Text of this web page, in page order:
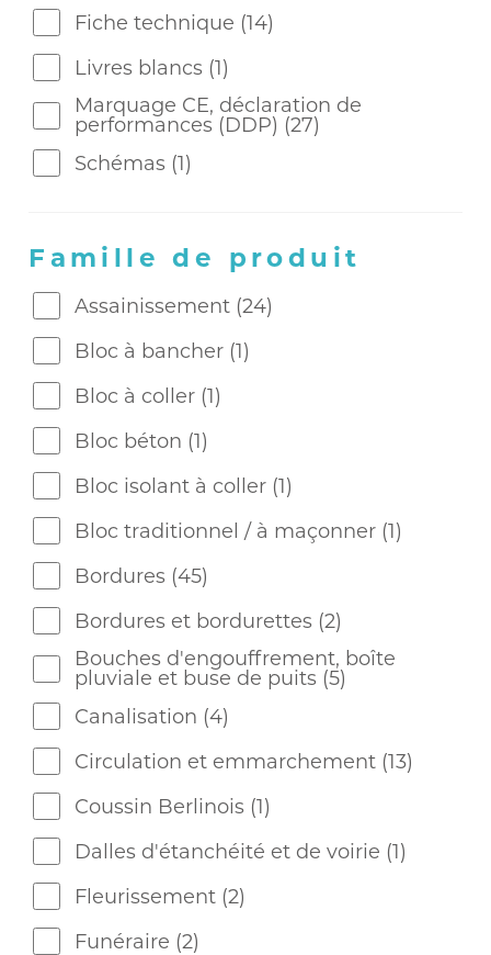
Fiche technique (14)
Livres blancs (1)
Marquage CE, déclaration de
performances (DDP) (27)
Schémas (1)
Famille de produit
Assainissement (24)
Bloc à bancher (1)
Bloc à coller (1)
Bloc béton (1)
Bloc isolant à coller (1)
Bloc traditionnel / à maçonner (1)
Bordures (45)
Bordures et bordurettes (2)
Bouches d'engouffrement, boîte
pluviale et buse de puits (5)
Canalisation (4)
Circulation et emmarchement (13)
Coussin Berlinois (1)
Dalles d'étanchéité et de voirie (1)
Fleurissement (2)
Funéraire (2)